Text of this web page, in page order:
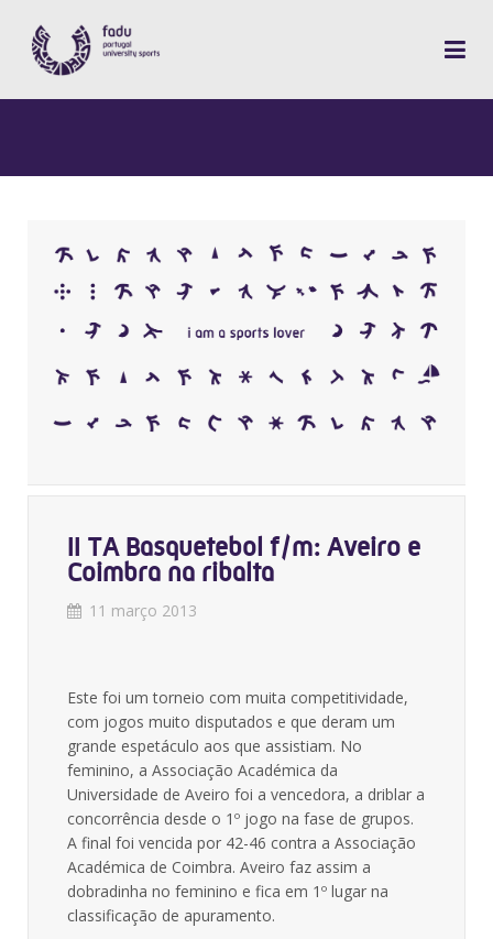
II TA Basquetebol f/m: Aveiro e
Coimbra na ribalta
11 março 2013
Este foi um torneio com muita competitividade,
com jogos muito disputados e que deram um
grande espetáculo aos que assistiam. No
feminino, a Associação Académica da
Universidade de Aveiro foi a vencedora, a driblar a
concorrência desde o 1º jogo na fase de grupos.
A final foi vencida por 42-46 contra a Associação
Académica de Coimbra. Aveiro faz assim a
dobradinha no feminino e fica em 1º lugar na
classificação de apuramento.